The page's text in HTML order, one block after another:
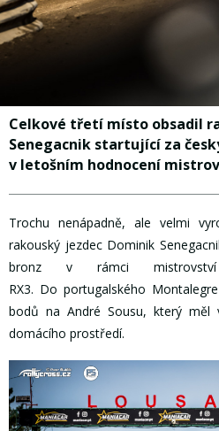
Celkové třetí místo obsadil
Senegacnik startující za
v letošním hodnocení
Trochu nenápadně, ale velmi
rakouský jezdec Dominik
bronz v rámci
RX3. Do portugalského
bodů na André Sousu, který měl
domácího prostředí.